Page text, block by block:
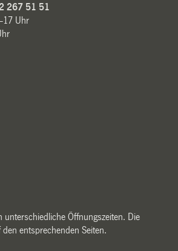
267 51 51
Uhr
unterschiedliche Öffnungszeiten. Die
entsprechenden Seiten.